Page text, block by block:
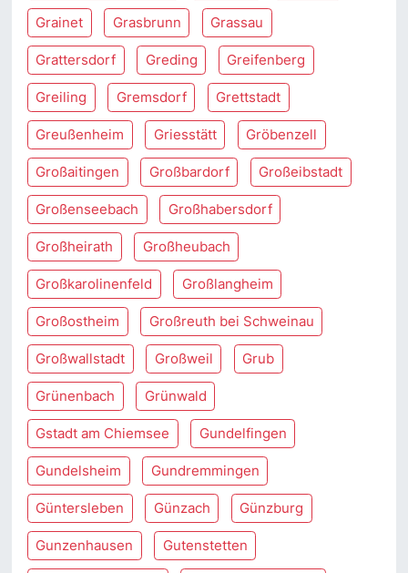
Grainet Grasbrunn Grassau
Grattersdorf Greding Greifenberg
Greiling Gremsdorf Grettstadt
Greußenheim Griesstätt Gröbenzell
Großaitingen Großbardorf Großeibstadt
Großenseebach Großhabersdorf
Großheirath Großheubach
Großkarolinenfeld Großlangheim
Großostheim Großreuth bei Schweinau
Großwallstadt Großweil Grub
Grünenbach Grünwald
Gstadt am Chiemsee Gundelfingen
Gundelsheim Gundremmingen
Güntersleben Günzach Günzburg
Gunzenhausen Gutenstetten